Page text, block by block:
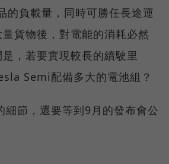
的負載量，同時可勝任長途運
貨物後，對電能的消耗必然
，若要實現較長的續駛里
Semi配備多大的電池組？
節，還要等到9月的發布會公